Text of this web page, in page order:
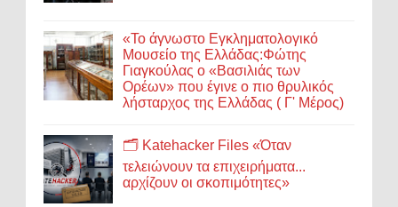
«Το άγνωστο Εγκληματολογικό
Μουσείο της Ελλάδας:Φώτης
Γιαγκούλας ο «Βασιλιάς των
Ορέων» που έγινε ο πιο θρυλικός
λήσταρχος της Ελλάδας ( Γ' Μέρος)
🗂️ Katehacker Files «Όταν
τελειώνουν τα επιχειρήματα...
αρχίζουν οι σκοπιμότητες»